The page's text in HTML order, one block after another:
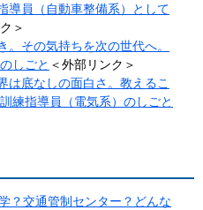
導員（自動車整備系）として
＞
その気持ちを次の世代へ。
しごと ＜外部リンク＞
は底なしの面白さ。教えるこ
練指導員（電気系）のしごと
？交通管制センター？どんな